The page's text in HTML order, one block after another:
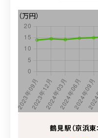
鶴見駅（京浜
（万円）